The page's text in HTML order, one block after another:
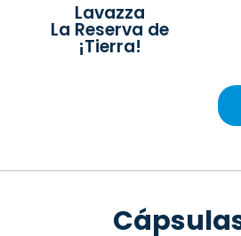
Lavazza
La Reserva de
¡Tierra!